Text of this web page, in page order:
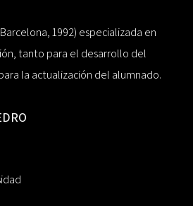
1992) especializada en
tanto para el desarrollo del
la actualización del alumnado.